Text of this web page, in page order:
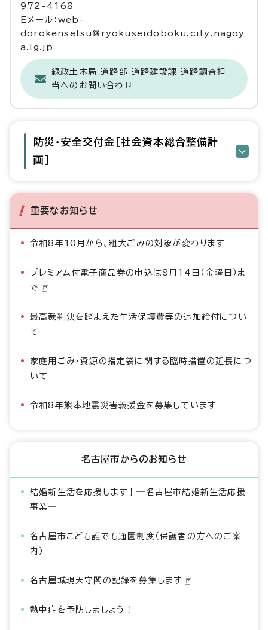
972-4168
Eメール：web-
dorokensetsu@ryokuseidoboku.city.nagoy
a.lg.jp
緑政土木局 道路部 道路建設課 道路調査担
当へのお問い合わせ
防災・安全交付金［社会資本総合整備計
画］
重要なお知らせ
令和8年10月から、粗大ごみの対象が変わります
プレミアム付電子商品券の申込は8月14日（金曜日）ま
で
最高裁判決を踏まえた生活保護費等の追加給付につい
て
家庭用ごみ・資源の指定袋に関する臨時措置の延長につ
いて
令和8年熊本地震災害義援金を募集しています
名古屋市からのお知らせ
結婚新生活を応援します！―名古屋市結婚新生活応援
事業―
名古屋市こども誰でも通園制度（保護者の方へのご案
内）
名古屋城現天守閣の記録を募集します
熱中症を予防しましょう！